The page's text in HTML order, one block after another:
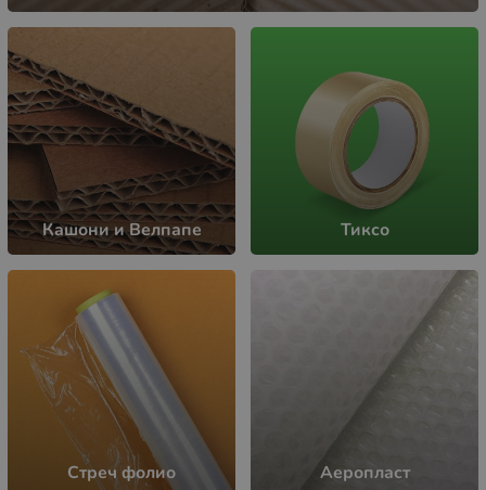
Кашони и Велпапе Тиксо
Стреч фолио Аеропласт